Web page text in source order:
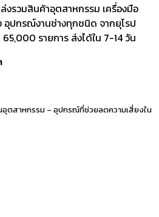
งรวมสินค้าอุตสาหกรรม เครื่องมือ
อุปกรณ์งานช่างทุกชนิด จากยุโรป
รายการ ส่งได้ใน 7-14 วัน
อุตสาหกรรม – อุปกรณ์ที่ช่วยลดความเสี่ยงใน